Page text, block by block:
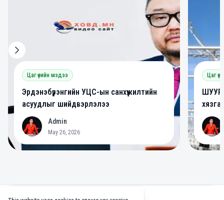
Цаг үеийн мэдээ
Эрдэнэбүрэнгийн УЦС-ын санхүүжилтийн
асуудлыг шийдвэрлэлээ
A Admin
May 26, 2026
Цаг
A